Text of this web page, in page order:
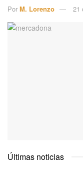
Por M. Lorenzo 21
Últimas noticias